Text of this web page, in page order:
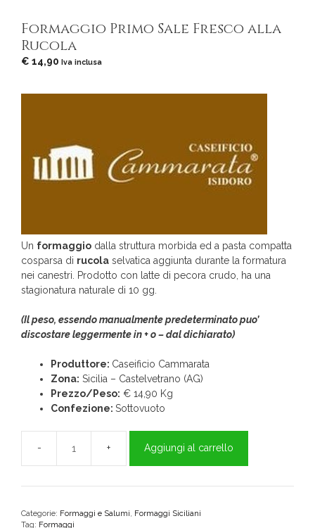
Formaggio Primo Sale Fresco alla
Rucola
€ 14,90 Iva inclusa
Un formaggio dalla struttura morbida ed a pasta compatta
cosparsa di rucola selvatica aggiunta durante la formatura
nei canestri. Prodotto con latte di pecora crudo, ha una
stagionatura naturale di 10 gg.
(Il peso, essendo manualmente predeterminato puo’
discostare leggermente in + o – dal dichiarato)
Produttore: Caseificio Cammarata
Zona: Sicilia – Castelvetrano (AG)
Prezzo/Peso: € 14,90 Kg
Confezione: Sottovuoto
Formaggio
Primo
Sale
alla
Aggiungi al carrello
Categorie: Formaggi e Salumi Formaggi Siciliani
Tag: Formaggi